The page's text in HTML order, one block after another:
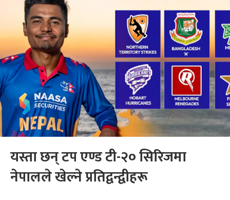
यस्ता छन् टप एण्ड टी-२० सिरिजमा
नेपालले खेल्ने प्रतिद्वन्द्वीहरू